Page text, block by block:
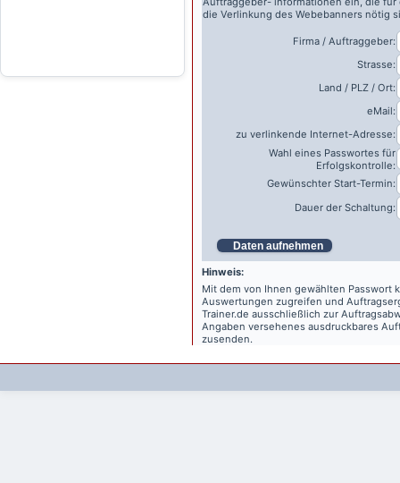
die Verlinkung des Webebanners nötig
Firma / Auftraggeber:
Strasse:
Land / PLZ / Ort:
eMail:
zu verlinkende Internet-Adresse:
Wahl eines Passwortes für
Erfolgskontrolle:
Gewünschter Start-Termin:
Dauer der Schaltung:
Daten aufnehmen
Hinweis:
Mit dem von Ihnen gewählten Passwort
Auswertungen zugreifen und
Trainer.de ausschließlich zur
Angaben versehenes ausdruckbares
zusenden.